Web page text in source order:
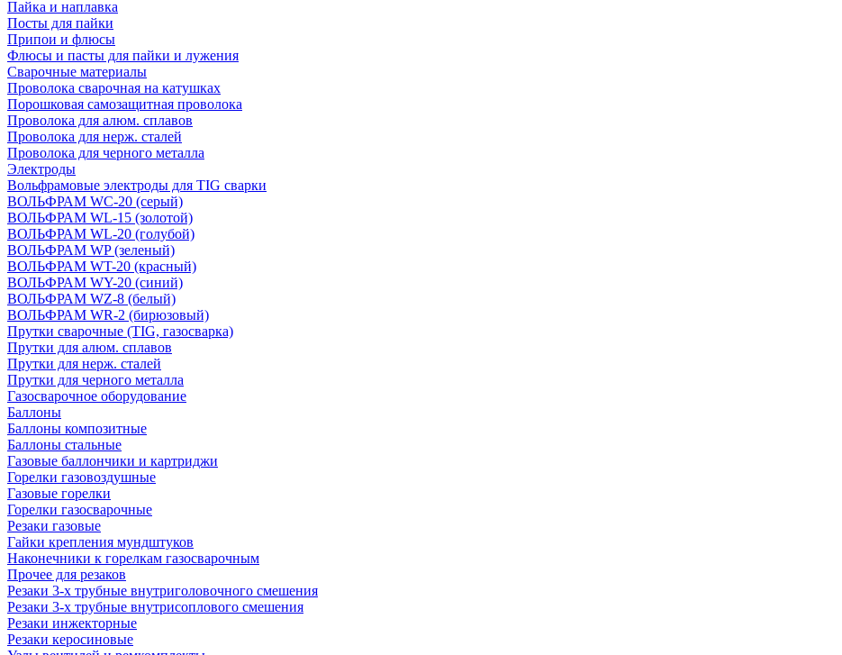
Пайка и наплавка
Посты для пайки
Припои и флюсы
Флюсы и пасты для пайки и лужения
Сварочные материалы
Проволока сварочная на катушках
Порошковая самозащитная проволока
Проволока для алюм. сплавов
Проволока для нерж. сталей
Проволока для черного металла
Электроды
Вольфрамовые электроды для TIG сварки
ВОЛЬФРАМ WC-20 (серый)
ВОЛЬФРАМ WL-15 (золотой)
ВОЛЬФРАМ WL-20 (голубой)
ВОЛЬФРАМ WP (зеленый)
ВОЛЬФРАМ WT-20 (красный)
ВОЛЬФРАМ WY-20 (синий)
ВОЛЬФРАМ WZ-8 (белый)
ВОЛЬФРАМ WR-2 (бирюзовый)
Прутки сварочные (TIG, газосварка)
Прутки для алюм. сплавов
Прутки для нерж. сталей
Прутки для черного металла
Газосварочное оборудование
Баллоны
Баллоны композитные
Баллоны стальные
Газовые баллончики и картриджи
Горелки газовоздушные
Газовые горелки
Горелки газосварочные
Резаки газовые
Гайки крепления мундштуков
Наконечники к горелкам газосварочным
Прочее для резаков
Резаки 3-х трубные внутриголовочного смешения
Резаки 3-х трубные внутрисоплового смешения
Резаки инжекторные
Резаки керосиновые